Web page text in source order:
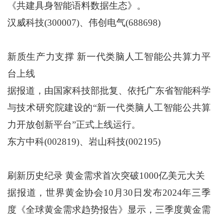
《共建具身智能语料数据生态》。
汉威科技(300007)、伟创电气(688698)
新质生产力支撑 新一代类脑人工智能公共算力平
台上线
据报道，由国家科技部批复、依托广东省智能科学
与技术研究院建设的“新一代类脑人工智能公共算
力开放创新平台”正式上线运行。
东方中科(002819)、岩山科技(002195)
刷新历史纪录 黄金需求首次突破1000亿美元大关
据报道，世界黄金协会10月30日发布2024年三季
度《全球黄金需求趋势报告》显示，三季度黄金需